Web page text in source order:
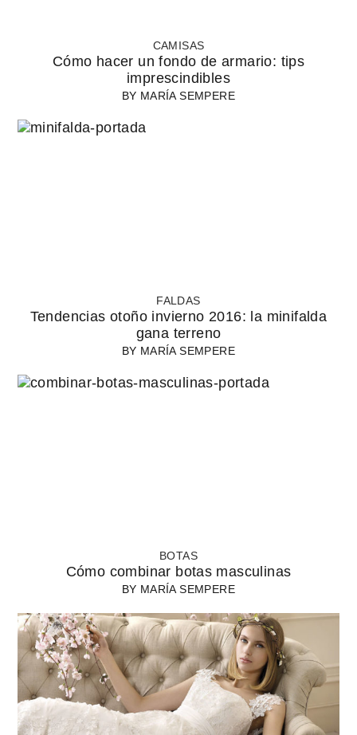
CAMISAS
Cómo hacer un fondo de armario: tips
imprescindibles
BY MARÍA SEMPERE
FALDAS
Tendencias otoño invierno 2016: la minifalda
gana terreno
BY MARÍA SEMPERE
BOTAS
Cómo combinar botas masculinas
BY MARÍA SEMPERE